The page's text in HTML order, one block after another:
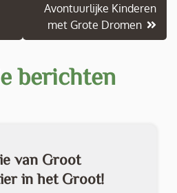
Avontuurlijke Kinderen
met Grote Dromen
berichten
van Groot
in het Groot!